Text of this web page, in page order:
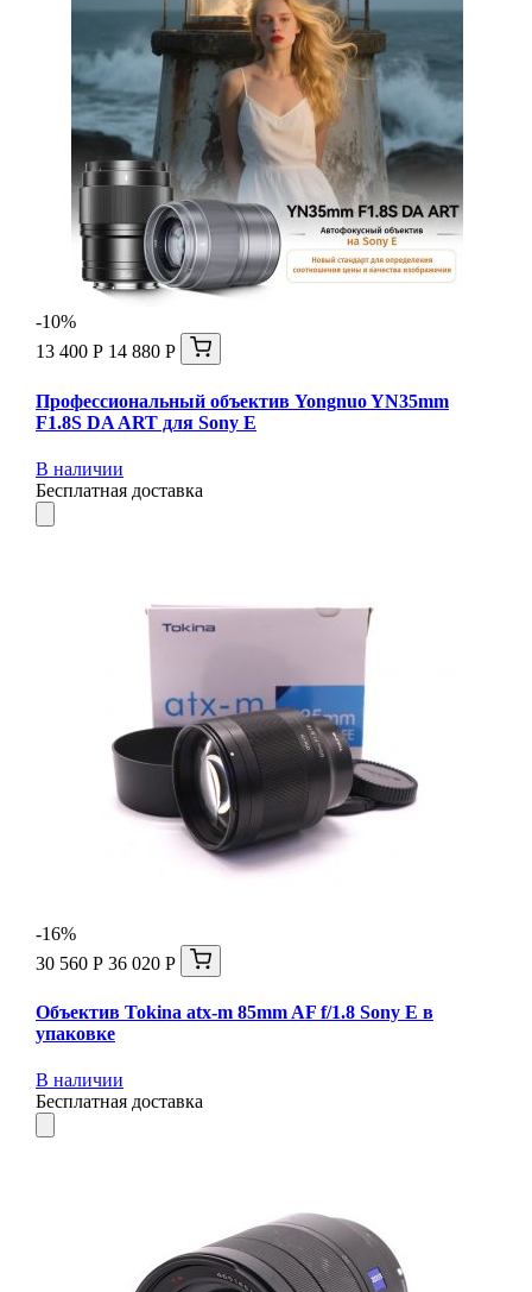
-10%
13 400 Р 14 880 Р
Профессиональный объектив Yongnuo YN35mm
F1.8S DA ART для Sony E
В наличии
Бесплатная доставка
-16%
30 560 Р 36 020 Р
Объектив Tokina atx-m 85mm AF f/1.8 Sony E в
упаковке
В наличии
Бесплатная доставка